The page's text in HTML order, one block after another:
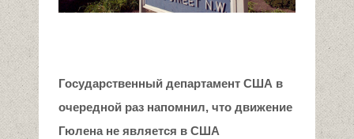
Государственный департамент США в
очередной раз напомнил, что движение
Гюлена не является в США